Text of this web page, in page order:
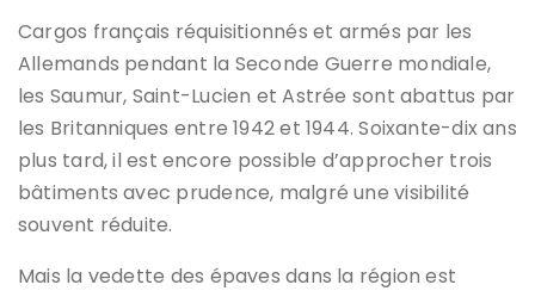
Cargos français réquisitionnés et armés par les
Allemands pendant la Seconde Guerre mondiale,
les Saumur, Saint-Lucien et Astrée sont abattus par
les Britanniques entre 1942 et 1944. Soixante-dix ans
plus tard, il est encore possible d’approcher trois
bâtiments avec prudence, malgré une visibilité
souvent réduite.
Mais la vedette des épaves dans la région est